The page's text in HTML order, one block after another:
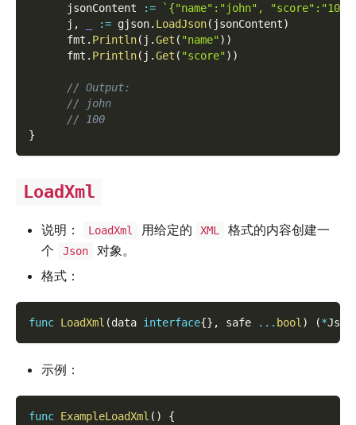
      jsonContent
:=
`{"name":"john",
      j
, := gjson. LoadJson( jsonContent)
      fmt
. Println( j .Get ( "name") )
      fmt
. Println( j .Get ( "score") )
// Output:
// john
// 100
}
LoadXml
说明： LoadXml 用给定的 XML
格式的内容创建一
个
Json
对象。
格式：
func LoadXml (data interface{} , safe ... bool ) (*Json
示例：
func ExampleLoadXml ( )
{